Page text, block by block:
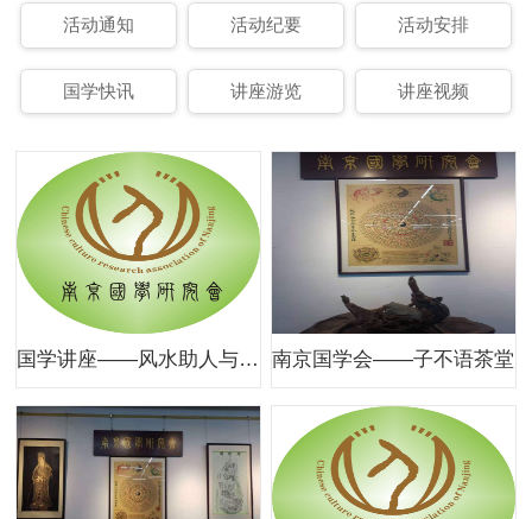
活动通知 活动纪要 活动安排
国学快讯 讲座游览 讲座视频
国学讲座——风水助人与弑力 南京国学会——子不语茶堂